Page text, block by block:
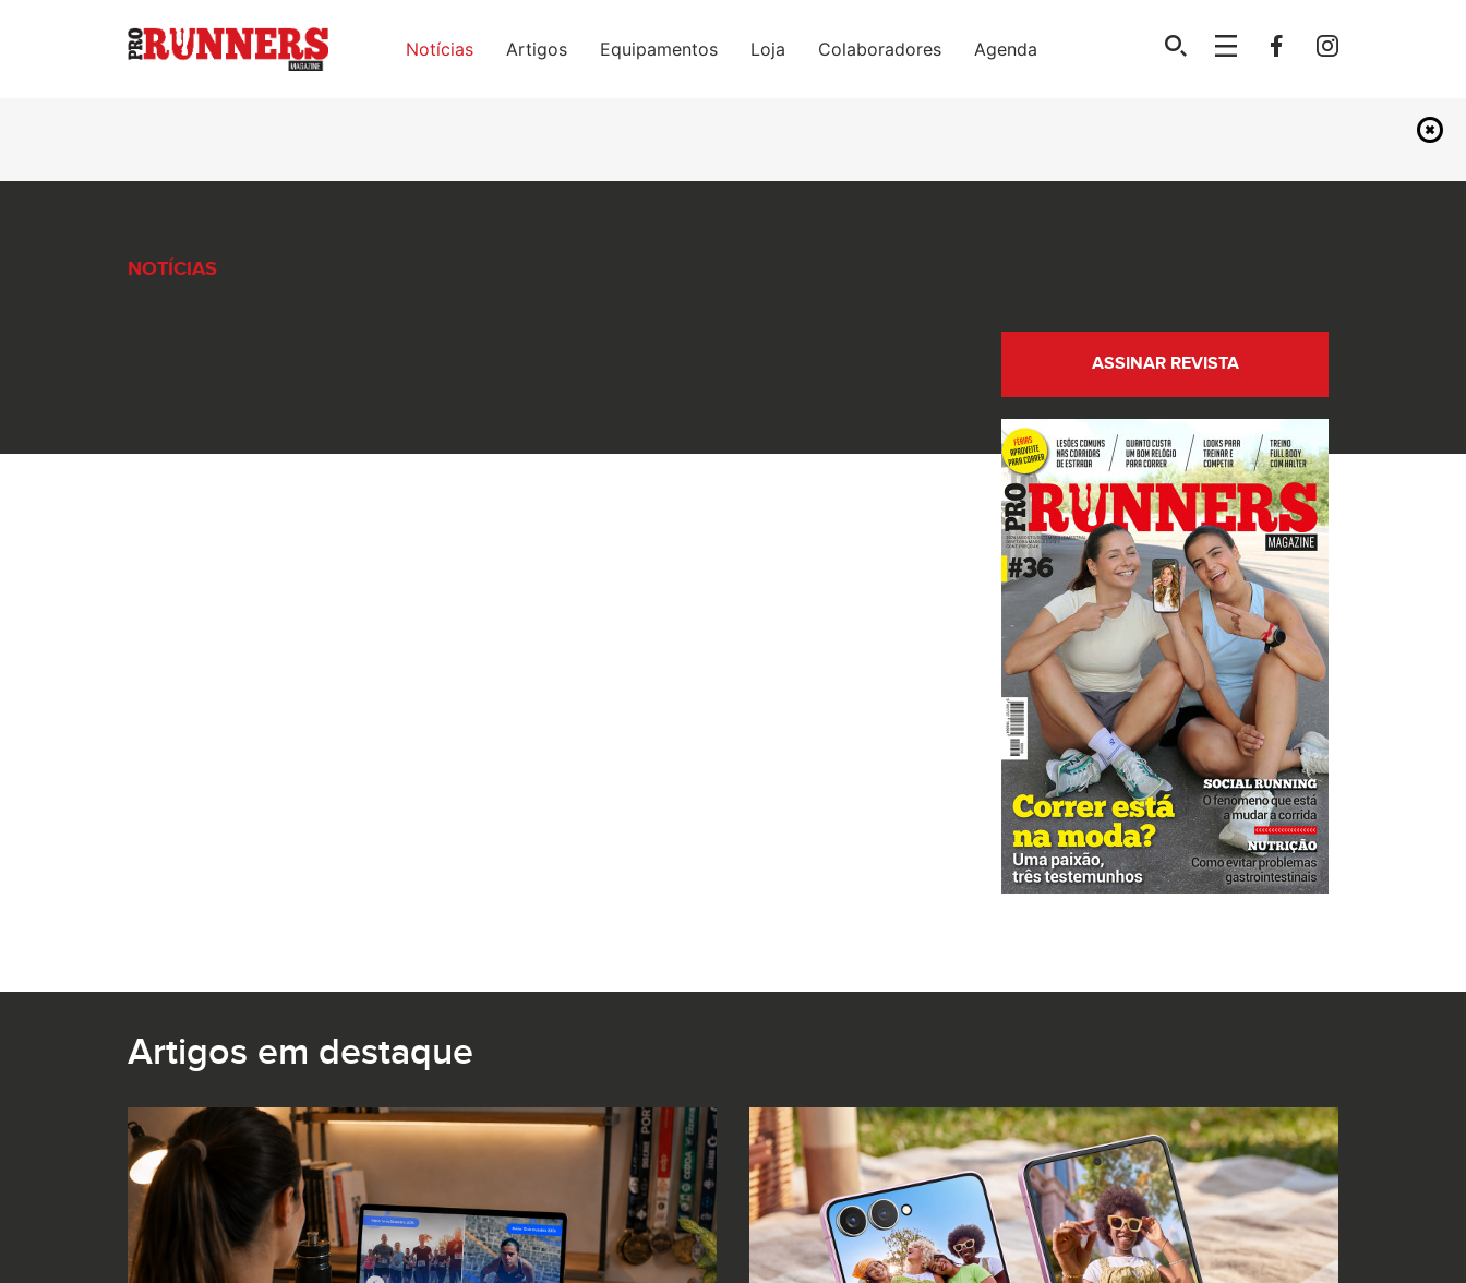
Notícias Artigos Equipamentos Loja Colaboradores Agenda
NOTÍCIAS
ASSINAR REVISTA
Artigos em destaque